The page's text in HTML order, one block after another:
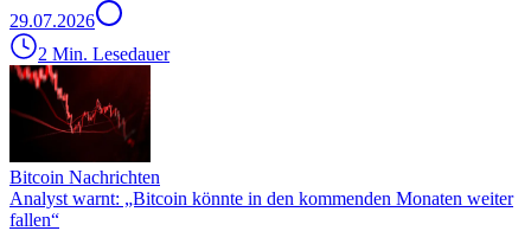
29.07.2026
2 Min. Lesedauer
Bitcoin Nachrichten
Analyst warnt: „Bitcoin könnte in den kommenden Monaten weiter
fallen“